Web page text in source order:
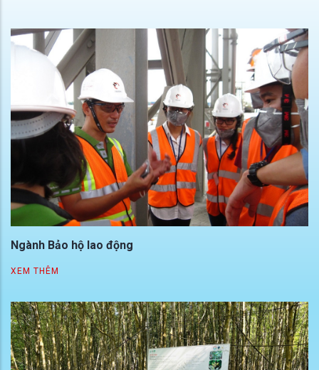
Ngành Bảo hộ lao động
XEM THÊM